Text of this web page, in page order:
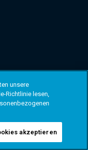
unsere
Richtlinie lesen,
akzeptieren